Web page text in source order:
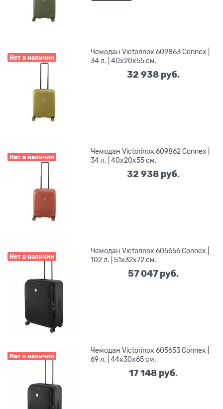
Нет в наличии
Чемодан Victorinox 609863 Connex |
34 л. | 40x20x55 см.
32 938 руб.
Нет в наличии
Чемодан Victorinox 609862 Connex |
34 л. | 40x20x55 см.
32 938 руб.
Нет в наличии
Чемодан Victorinox 605656 Connex |
102 л. | 51x32x72 см.
57 047 руб.
Нет в наличии
Чемодан Victorinox 605653 Connex |
69 л. | 44x30x65 см.
17 148 руб.